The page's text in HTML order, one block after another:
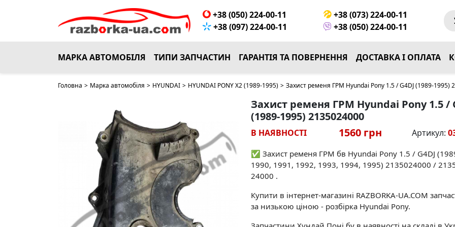
+38 (050) 224-00-11
+38 (073) 224-00-11
+38 (097) 224-00-11
+38 (050) 224-00-11
МАРКА АВТОМОБІЛЯ ТИПИ ЗАПЧАСТИН ГАРАНТІЯ ТА ПОВЕРНЕННЯ ДОСТАВКА І ОПЛАТА
Головна > Марка автомобіля > HYUNDAI > HYUNDAI PONY X2 (1989-1995) > Захист ременя ГРМ Hyundai Pony 1.5 / G4DJ (1989-1995)
Захист ременя ГРМ Hyundai Pony 1.5 /
(1989-1995) 2135024000
В НАЯВНОСТІ 1560 грн Артикул:
✅ Захист ременя ГРМ бв Hyundai Pony 1.5 / G4DJ
1990, 1991, 1992, 1993, 1994, 1995) 2135024000 /
24000 .
Купити в інтернет-магазині RAZBORKA-UA.COM
за низькою ціною - розбірка Hyundai Pony.